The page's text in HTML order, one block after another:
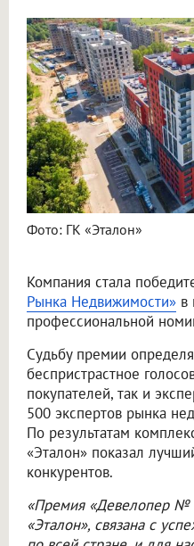
Фото: ГК «Эталон»
Компания стала
Рынка Недвижимости» в
профессиональной
Судьбу премии
беспристрастное
покупателей, так и
500 экспертов рынка
По результатам
«Эталон» показал
конкурентов.
«Премия «Девелопер №
«Эталон», связана с